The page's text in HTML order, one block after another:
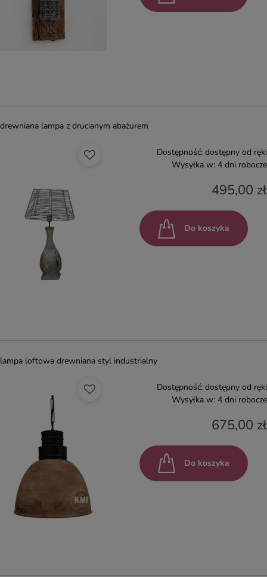
drewniana lampa z drucianym abażurem
Dostępność: dostępny od ręki
Wysyłka w: 4 dni robocze
495,00 zł
Do koszyka
lampa loftowa drewniana styl industrialny
Dostępność: dostępny od ręki
Wysyłka w: 4 dni robocze
675,00 zł
Do koszyka